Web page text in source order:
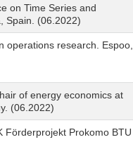
on Time Series and
Spain. (06.2022)
operations research. Espoo,
of energy economics at
(06.2022)
Förderprojekt Prokomo BTU